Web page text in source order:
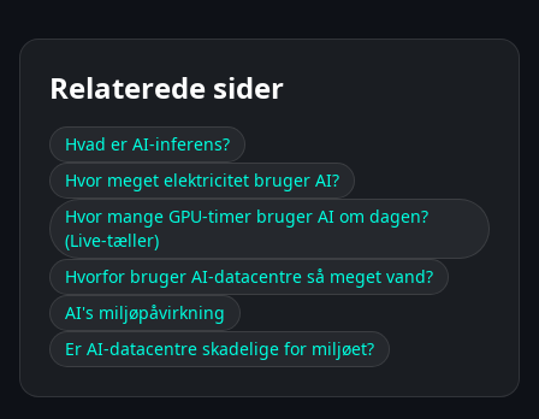
Relaterede sider
Hvad er AI-inferens?
Hvor meget elektricitet bruger AI?
Hvor mange GPU-timer bruger AI om dagen?
(Live-tæller)
Hvorfor bruger AI-datacentre så meget vand?
AI's miljøpåvirkning
Er AI-datacentre skadelige for miljøet?